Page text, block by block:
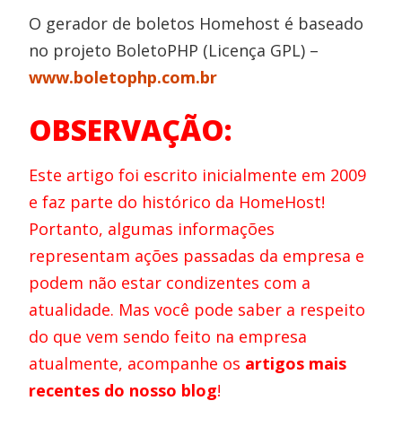
O gerador de boletos Homehost é baseado
no projeto BoletoPHP (Licença GPL) –
www.boletophp.com.br
OBSERVAÇÃO:
Este artigo foi escrito inicialmente em 2009
e faz parte do histórico da HomeHost!
Portanto, algumas informações
representam ações passadas da empresa e
podem não estar condizentes com a
atualidade. Mas você pode saber a respeito
do que vem sendo feito na empresa
atualmente, acompanhe os artigos mais
recentes do nosso blog!